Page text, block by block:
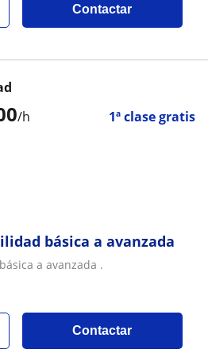
Contactar
/h 1ª clase gratis
básica a avanzada
a avanzada .
Contactar